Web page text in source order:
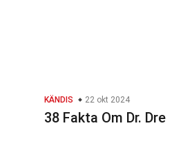
KÄNDIS 22 okt 2024
38 Fakta Om Dr. Dre